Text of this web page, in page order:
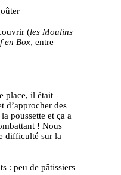
(les Moulins
en Box, entre
place, il était
d’approcher des
poussette et ça a
! Nous
difficulté sur la
: peu de pâtissiers